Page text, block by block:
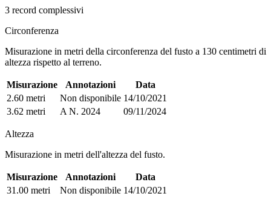
3 record complessivi
Circonferenza
Misurazione in metri della circonferenza del fusto a 130 centimetri di
altezza rispetto al terreno.
Misurazione Annotazioni
Data
2.60 metri
Non disponibile 14/10/2021
3.62 metri
A N. 2024 09/11/2024
Altezza
Misurazione in metri dell'altezza del fusto.
Misurazione Annotazioni
Data
31.00 metri
Non disponibile 14/10/2021